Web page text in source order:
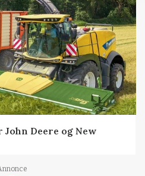
Deere og New